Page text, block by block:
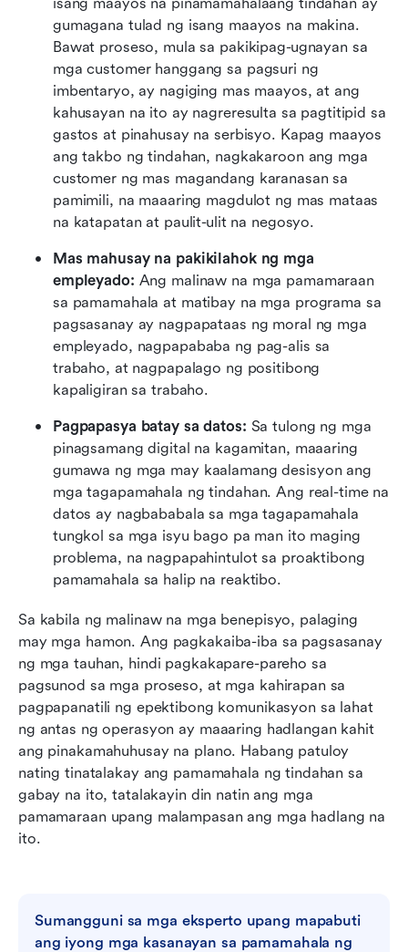
gumagana tulad ng isang maayos na makina.
Bawat proseso, mula sa pakikipag-ugnayan sa
mga customer hanggang sa pagsuri ng
imbentaryo, ay nagiging mas maayos, at ang
kahusayan na ito ay nagreresulta sa pagtitipid sa
gastos at pinahusay na serbisyo. Kapag maayos
ang takbo ng tindahan, nagkakaroon ang mga
customer ng mas magandang karanasan sa
pamimili, na maaaring magdulot ng mas mataas
na katapatan at paulit-ulit na negosyo.
Mas mahusay na pakikilahok ng mga
empleyado: Ang malinaw na mga pamamaraan
sa pamamahala at matibay na mga programa sa
pagsasanay ay nagpapataas ng moral ng mga
empleyado, nagpapababa ng pag-alis sa
trabaho, at nagpapalago ng positibong
kapaligiran sa trabaho.
Pagpapasya batay sa datos: Sa tulong ng mga
pinagsamang digital na kagamitan, maaaring
gumawa ng mga may kaalamang desisyon ang
mga tagapamahala ng tindahan. Ang real-time na
datos ay nagbababala sa mga tagapamahala
tungkol sa mga isyu bago pa man ito maging
problema, na nagpapahintulot sa proaktibong
pamamahala sa halip na reaktibo.
Sa kabila ng malinaw na mga benepisyo, palaging
may mga hamon. Ang pagkakaiba-iba sa pagsasanay
ng mga tauhan, hindi pagkakapare-pareho sa
pagsunod sa mga proseso, at mga kahirapan sa
pagpapanatili ng epektibong komunikasyon sa lahat
ng antas ng operasyon ay maaaring hadlangan kahit
ang pinakamahuhusay na plano. Habang patuloy
nating tinatalakay ang pamamahala ng tindahan sa
gabay na ito, tatalakayin din natin ang mga
pamamaraan upang malampasan ang mga hadlang na
ito.
Sumangguni sa mga eksperto upang mapabuti
ang iyong mga kasanayan sa pamamahala ng